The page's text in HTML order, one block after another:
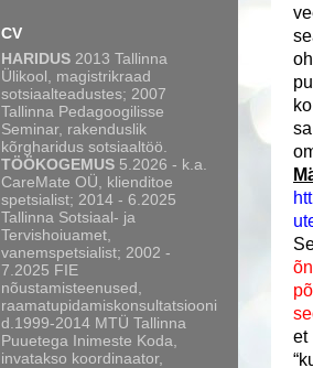
et
CV
HARIDUS 2013 Tallinna
Ülikool, magistrikraad
sotsiaalteadustes; 2007
Tallinna Pedagoogilisse
Seminar, rakenduslik
kõrgharidus sotsiaaltöö.
TÖÖKOGEMUS 5.2026 - k.a.
CareMate OÜ, klienditoe
spetsialist; 2014 - 6.2025
Tallinna Sotsiaal- ja
Tervishoiuamet,
vanemspetsialist; 2002 -
7.2025 FIE
nõustamisteenused,
raamatupidamiskonsultatsiooni
d.1999-2014 MTÜ Tallinna
Puuetega Inimeste Koda,
invatakso koordinaator,